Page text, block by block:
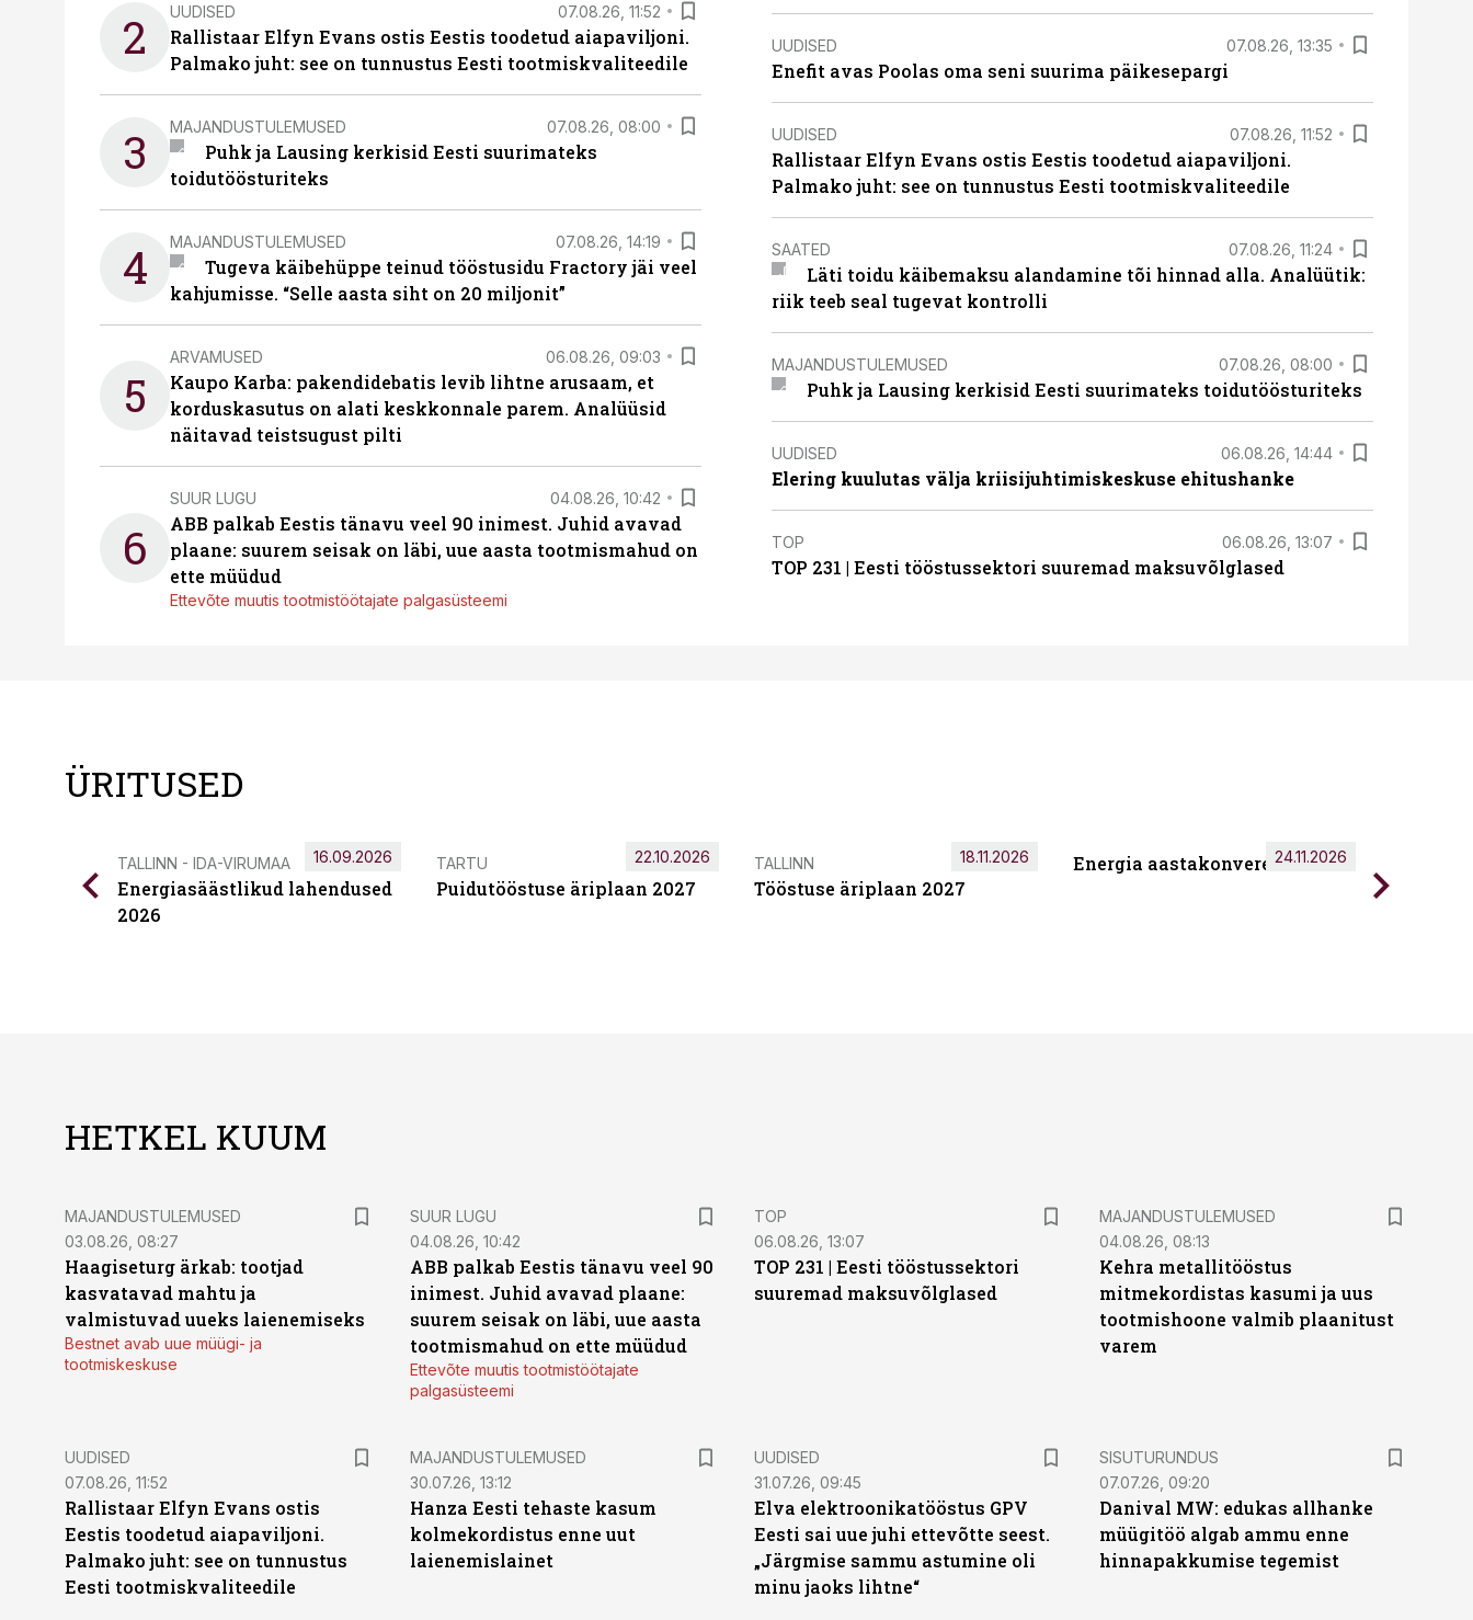
2 UUDISED 07.08.26, 11:52
Rallistaar Elfyn Evans ostis Eestis toodetud aiapaviljoni.
Palmako juht: see on tunnustus Eesti tootmiskvaliteedile
3 MAJANDUSTULEMUSED 07.08.26, 08:00
Puhk ja Lausing kerkisid Eesti suurimateks
toidutöösturiteks
4 MAJANDUSTULEMUSED 07.08.26, 14:19
Tugeva käibehüppe teinud tööstusidu Fractory jäi veel
kahjumisse. “Selle aasta siht on 20 miljonit”
5
ARVAMUSED 06.08.26, 09:03
Kaupo Karba: pakendidebatis levib lihtne arusaam, et
korduskasutus on alati keskkonnale parem. Analüüsid
näitavad teistsugust pilti
6
SUUR LUGU 04.08.26, 10:42
ABB palkab Eestis tänavu veel 90 inimest. Juhid avavad
plaane: suurem seisak on läbi, uue aasta tootmismahud on
ette müüdud
Ettevõte muutis tootmistöötajate palgasüsteemi
UUDISED 07.08.26, 13:35
Enefit avas Poolas oma seni suurima päikesepargi
UUDISED 07.08.26, 11:52
Rallistaar Elfyn Evans ostis Eestis toodetud aiapaviljoni.
Palmako juht: see on tunnustus Eesti tootmiskvaliteedile
SAATED 07.08.26, 11:24
Läti toidu käibemaksu alandamine tõi hinnad alla. Analüütik:
riik teeb seal tugevat kontrolli
MAJANDUSTULEMUSED 07.08.26, 08:00
Puhk ja Lausing kerkisid Eesti suurimateks toidutöösturiteks
UUDISED 06.08.26, 14:44
Elering kuulutas välja kriisijuhtimiskeskuse ehitushanke
TOP 06.08.26, 13:07
TOP 231 | Eesti tööstussektori suuremad maksuvõlglased
ÜRITUSED
TALLINN - IDA-VIRUMAA
Energiasäästlikud lahendused
2026
16.09.2026 TARTU
Puidutööstuse äriplaan 2027
22.10.2026 TALLINN
Tööstuse äriplaan 2027
18.11.2026 Energia aastakonverents 2026
24.11.2026
HETKEL KUUM
MAJANDUSTULEMUSED
03.08.26, 08:27
Haagiseturg ärkab: tootjad
kasvatavad mahtu ja
valmistuvad uueks laienemiseks
Bestnet avab uue müügi- ja
tootmiskeskuse
SUUR LUGU
04.08.26, 10:42
ABB palkab Eestis tänavu veel 90
inimest. Juhid avavad plaane:
suurem seisak on läbi, uue aasta
tootmismahud on ette müüdud
Ettevõte muutis tootmistöötajate
palgasüsteemi
TOP
06.08.26, 13:07
TOP 231 | Eesti tööstussektori
suuremad maksuvõlglased
MAJANDUSTULEMUSED
04.08.26, 08:13
Kehra metallitööstus
mitmekordistas kasumi ja uus
tootmishoone valmib plaanitust
varem
UUDISED
07.08.26, 11:52
Rallistaar Elfyn Evans ostis
Eestis toodetud aiapaviljoni.
Palmako juht: see on tunnustus
Eesti tootmiskvaliteedile
MAJANDUSTULEMUSED
30.07.26, 13:12
Hanza Eesti tehaste kasum
kolmekordistus enne uut
laienemislainet
UUDISED
31.07.26, 09:45
Elva elektroonikatööstus GPV
Eesti sai uue juhi ettevõtte seest.
„Järgmise sammu astumine oli
minu jaoks lihtne“
ST
SISUTURUNDUS
07.07.26, 09:20
Danival MW: edukas allhanke
müügitöö algab ammu enne
hinnapakkumise tegemist